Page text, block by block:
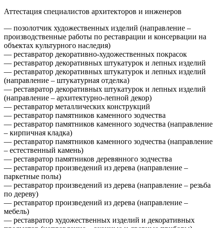
Аттестация специалистов архитекторов и инженеров
— позолотчик художественных изделий (направление –
производственные работы по реставрации и консервации на
объектах культурного наследия)
— реставратор декоративно-художественных покрасок
— реставратор декоративных штукатурок и лепных изделий
— реставратор декоративных штукатурок и лепных изделий
(направление – штукатурная отделка)
— реставратор декоративных штукатурок и лепных изделий
(направление – архитектурно-лепной декор)
— реставратор металлических конструкций
— реставратор памятников каменного зодчества
— реставратор памятников каменного зодчества (направление
– кирпичная кладка)
— реставратор памятников каменного зодчества (направление
– естественный камень)
— реставратор памятников деревянного зодчества
— реставратор произведений из дерева (направление –
паркетные полы)
— реставратор произведений из дерева (направление – резьба
по дереву)
— реставратор произведений из дерева (направление –
мебель)
— реставратор художественных изделий и декоративных